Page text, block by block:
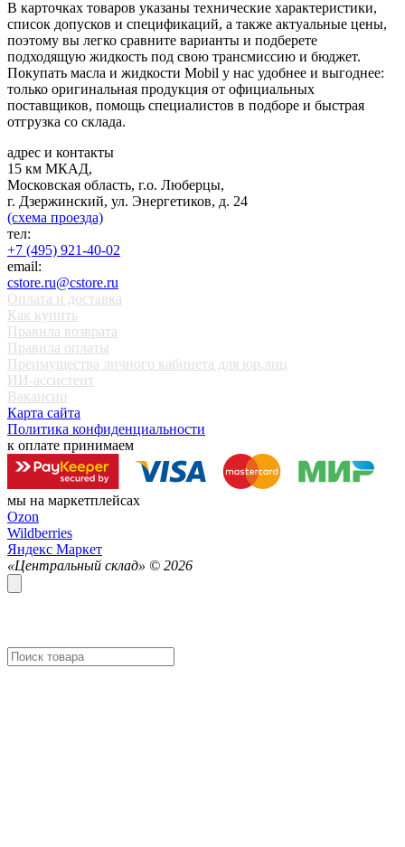
В карточках товаров указаны технические характеристики,
список допусков и спецификаций, а также актуальные цены,
поэтому вы легко сравните варианты и подберете
подходящую жидкость под свою трансмиссию и бюджет.
Покупать масла и жидкости Mobil у нас удобнее и выгоднее:
только оригинальная продукция от официальных
поставщиков, помощь специалистов в подборе и быстрая
отгрузка со склада.
адрес и контакты
15 км МКАД,
Московская область, г.о. Люберцы,
г. Дзержинский, ул. Энергетиков, д. 24
(схема проезда)
тел:
+7 (495) 921-40-02
email:
cstore.ru@cstore.ru
Оплата и доставка
Как купить
Правила возврата
Правила оплаты
Преимущества личного кабинета для юр.лиц
ИИ-ассистент
Вакансии
Карта сайта
Политика конфиденциальности
к оплате принимаем
мы на маркетплейсах
Ozon
Wildberries
Яндекс Маркет
«Центральный склад» © 2026